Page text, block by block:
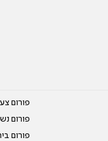
פורום
פורום
פורום